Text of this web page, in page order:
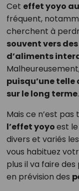
Cet effet yoyo
fréquent,
cherchent à
souvent vers
d’aliments
puisqu’une
sur le long terme
Mais ce n’est pas
l’effet yoyoest
divers et variés
vous habituez
plus il va faire
en prévision des